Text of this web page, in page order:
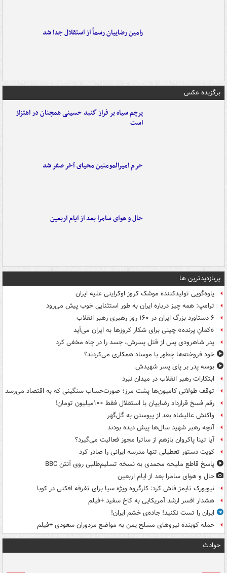
رامین رضاییان رسماً از استقلال جدا شد
برگزیده عکس
پرچم سیاه بر فراز گنبد حسینی همچنان در اهتزاز
است
حرم امیرالمومنین محیای آخر صفر شد
حال و هوای سامرا بعد از ایام اربعین
پربازدیدترین ها
یاوه‌گویی تولیدکننده موشک کروز اوکراینی علیه ایران
ترامپ: همه چیز درباره ایران به طور استثنایی خوب پیش می‌رود
۶ دستاورد بزرگ ایران در ۱۶۰ روز رهبری رهبر انقلاب
«کمانِ پرنده» چینی برای شکار کروزها به ایران می‌آید
پدر شاهرودی پس از قتل پسرش، جسد را در چاه مخفی کرد
خود فروخته‌ها چطور با موساد همکاری می‌کردند؟
بوسه‌ پدر بر پای پسر شهیدش
ابتکارات رهبر انقلاب در میدان نبرد
توقف طولانی کامیون‌ها پشت مرز؛ صورت‌حساب سنگینی که به اقتصاد می‌رسد
رقم فسخ قرارداد رضاییان با استقلال فقط ۱۰۰میلیون تومان!
واکنش عالیشاه بعد از پیوستن به گل‌گهر
آنچه رهبر شهید سال‌ها پیش دیده بودند
آیا تینا پاکروان بازهم از ساترا مجوز فعالیت می‌گیرد؟
کویت دستور تعطیلی تنها مدرسه ایرانی را صادر کرد
پاسخ قاطع ملیحه محمدی به نسخه تسلیم‌طلبی روی آنتن BBC
حال و هوای سامرا بعد از ایام اربعین
نیویورک تایمز فاش کرد: کارگروه ویژه سیا برای تفرقه افکنی در کوبا
هشدار افسر ارشد آمریکایی به کاخ سفید +فیلم
ایران را تست نکنید! جاده‌ی خشم ایران!
حمله کوبنده نیروهای مسلح یمن به مواضع مزدوران سعودی +فیلم
حوادث